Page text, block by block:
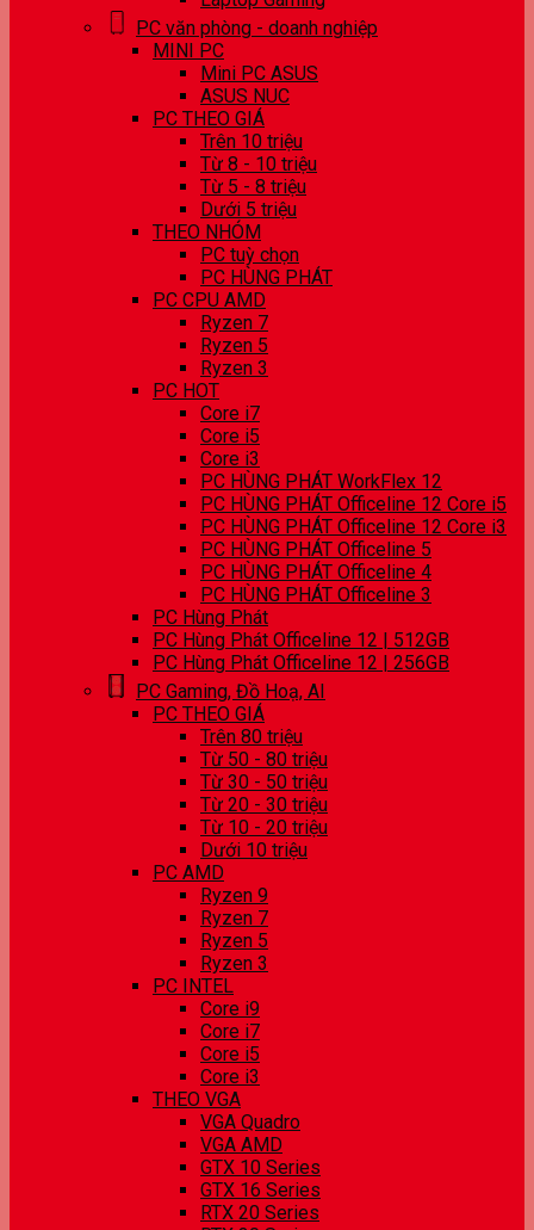
PC văn phòng - doanh nghiệp
MINI PC
Mini PC ASUS
ASUS NUC
PC THEO GIÁ
Trên 10 triệu
Từ 8 - 10 triệu
Từ 5 - 8 triệu
Dưới 5 triệu
THEO NHÓM
PC tuỳ chọn
PC HÙNG PHÁT
PC CPU AMD
Ryzen 7
Ryzen 5
Ryzen 3
PC HOT
Core i7
Core i5
Core i3
PC HÙNG PHÁT WorkFlex 12
PC HÙNG PHÁT Officeline 12 Core i5
PC HÙNG PHÁT Officeline 12 Core i3
PC HÙNG PHÁT Officeline 5
PC HÙNG PHÁT Officeline 4
PC HÙNG PHÁT Officeline 3
PC Hùng Phát
PC Hùng Phát Officeline 12 | 512GB
PC Hùng Phát Officeline 12 | 256GB
PC Gaming, Đồ Hoạ, AI
PC THEO GIÁ
Trên 80 triệu
Từ 50 - 80 triệu
Từ 30 - 50 triệu
Từ 20 - 30 triệu
Từ 10 - 20 triệu
Dưới 10 triệu
PC AMD
Ryzen 9
Ryzen 7
Ryzen 5
Ryzen 3
PC INTEL
Core i9
Core i7
Core i5
Core i3
THEO VGA
VGA Quadro
VGA AMD
GTX 10 Series
GTX 16 Series
RTX 20 Series